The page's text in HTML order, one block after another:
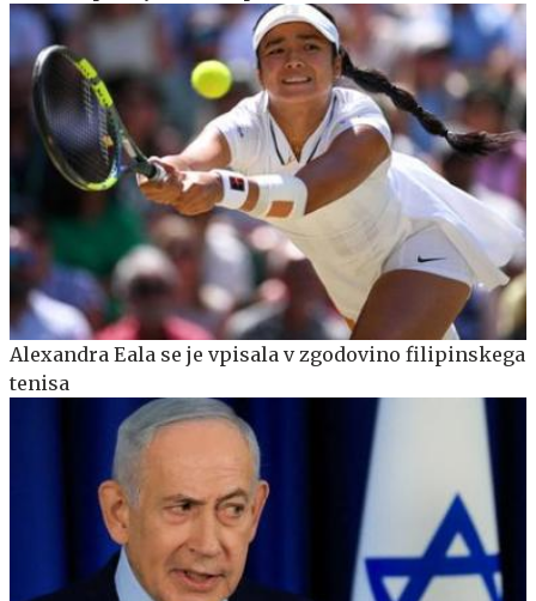
Alexandra Eala se je vpisala v zgodovino filipinskega
tenisa